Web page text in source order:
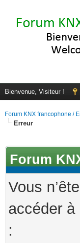
Bienvenue, Visiteur !
Forum KNX francophone /
Erreur
Forum
Vous
accéder à
: